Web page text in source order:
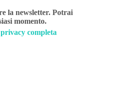
la newsletter. Potrai
momento.
completa